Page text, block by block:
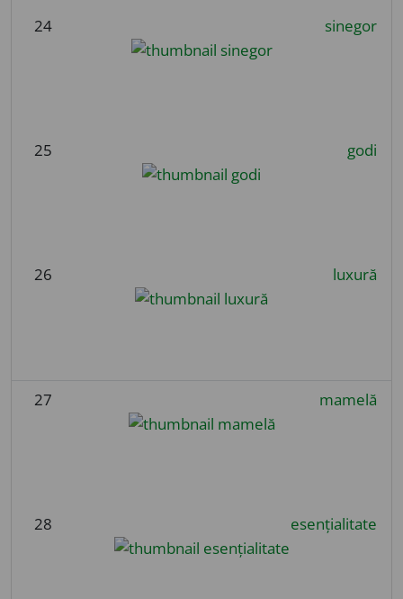
24 sinegor
25 godi
26 luxură
27 mamelă
28 esențialitate